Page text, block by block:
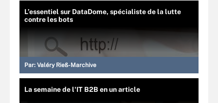
L’essentiel sur DataDome, spécialiste de la lutte
contre les bots
Par: Valéry Rieß-Marchive
La semaine de l'IT B2B en un article